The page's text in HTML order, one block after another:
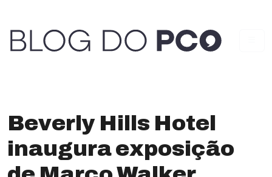
Beverly Hills Hotel
inaugura exposição